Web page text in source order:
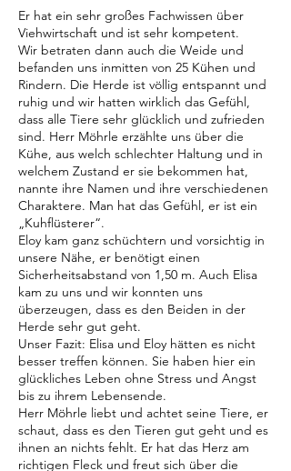
Er hat ein sehr großes Fachwissen über
Viehwirtschaft und ist sehr kompetent.
Wir betraten dann auch die Weide und
befanden uns inmitten von 25 Kühen und
Rindern. Die Herde ist völlig entspannt und
ruhig und wir hatten wirklich das Gefühl,
dass alle Tiere sehr glücklich und zufrieden
sind. Herr Möhrle erzählte uns über die
Kühe, aus welch schlechter Haltung und in
welchem Zustand er sie bekommen hat,
nannte ihre Namen und ihre verschiedenen
Charaktere. Man hat das Gefühl, er ist ein
„Kuhflüsterer“.
Eloy kam ganz schüchtern und vorsichtig in
unsere Nähe, er benötigt einen
Sicherheitsabstand von 1,50 m. Auch Elisa
kam zu uns und wir konnten uns
überzeugen, dass es den Beiden in der
Herde sehr gut geht.
Unser Fazit: Elisa und Eloy hätten es nicht
besser treffen können. Sie haben hier ein
glückliches Leben ohne Stress und Angst
bis zu ihrem Lebensende.
Herr Möhrle liebt und achtet seine Tiere, er
schaut, dass es den Tieren gut geht und es
ihnen an nichts fehlt. Er hat das Herz am
richtigen Fleck und freut sich über die